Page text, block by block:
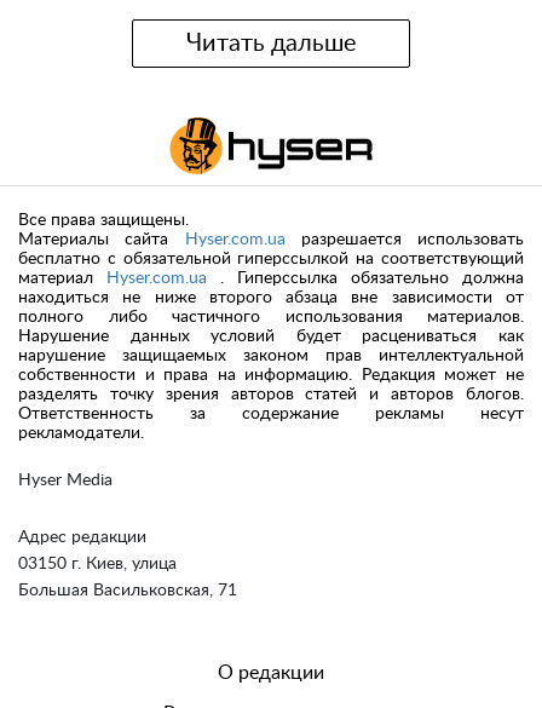
Читать дальше
Hyser Media
Адрес редакции
03150 г. Киев, улица
Большая Васильковская, 71
Все права защищены.
Материалы сайта
Hyser.com.ua разрешается использовать
бесплатно с обязательной гиперссылкой на соответствующий
материал
Hyser.com.ua . Гиперссылка обязательно должна
находиться не ниже второго абзаца вне зависимости от
полного либо частичного использования материалов.
Нарушение данных условий будет расцениваться как
нарушение защищаемых законом прав интеллектуальной
собственности и права на информацию. Редакция может не
разделять точку зрения авторов статей и авторов блогов.
Ответственность за содержание рекламы несут
рекламодатели.
О редакции